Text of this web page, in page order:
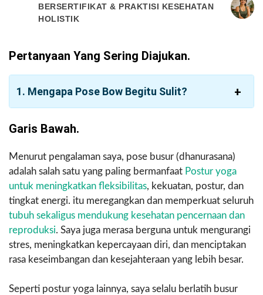
BERSERTIFIKAT & PRAKTISI KESEHATAN
HOLISTIK
Pertanyaan Yang Sering Diajukan.
1. Mengapa Pose Bow Begitu Sulit?
Garis Bawah.
Menurut pengalaman saya, pose busur (dhanurasana)
adalah salah satu yang paling bermanfaat Postur yoga
untuk meningkatkan fleksibilitas, kekuatan, postur, dan
tingkat energi. itu meregangkan dan memperkuat seluruh
tubuh sekaligus mendukung kesehatan pencernaan dan
reproduksi. Saya juga merasa berguna untuk mengurangi
stres, meningkatkan kepercayaan diri, dan menciptakan
rasa keseimbangan dan kesejahteraan yang lebih besar.
Seperti postur yoga lainnya, saya selalu berlatih busur